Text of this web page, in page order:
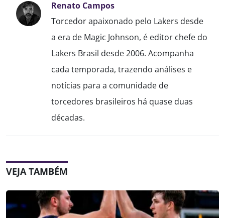
Renato Campos
Torcedor apaixonado pelo Lakers desde
a era de Magic Johnson, é editor chefe do
Lakers Brasil desde 2006. Acompanha
cada temporada, trazendo análises e
notícias para a comunidade de
torcedores brasileiros há quase duas
décadas.
VEJA TAMBÉM